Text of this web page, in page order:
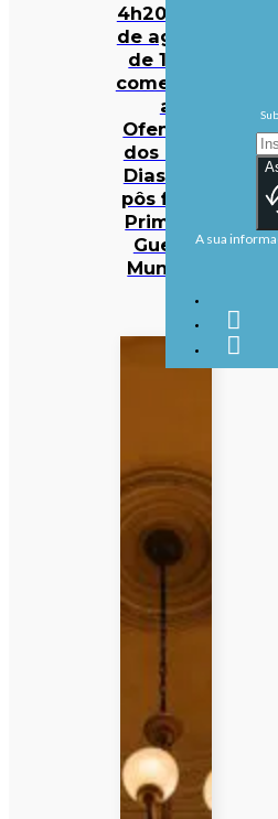
4h20 de 8
de agosto
de 1918:
começava
a
Ofensiva
dos Cem
Dias que
pôs fim à
Primeira
Guerra
Mundial
A sua